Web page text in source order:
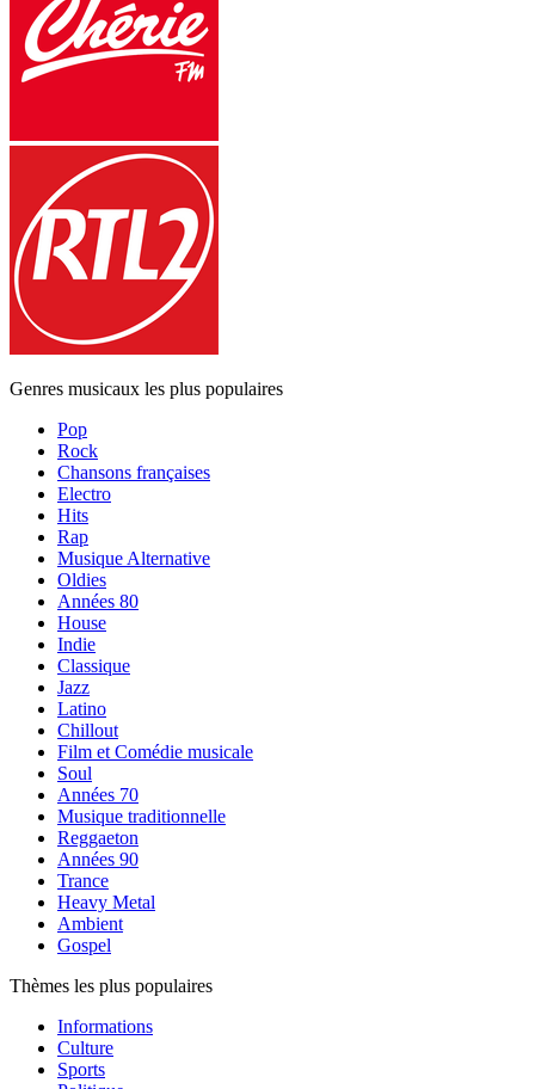
Genres musicaux les plus populaires
Pop
Rock
Chansons françaises
Electro
Hits
Rap
Musique Alternative
Oldies
Années 80
House
Indie
Classique
Jazz
Latino
Chillout
Film et Comédie musicale
Soul
Années 70
Musique traditionnelle
Reggaeton
Années 90
Trance
Heavy Metal
Ambient
Gospel
Thèmes les plus populaires
Informations
Culture
Sports